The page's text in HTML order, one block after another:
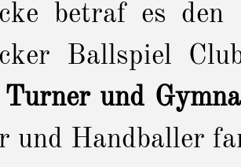
betraf es
Ballspiel
Turner und
und Handballer